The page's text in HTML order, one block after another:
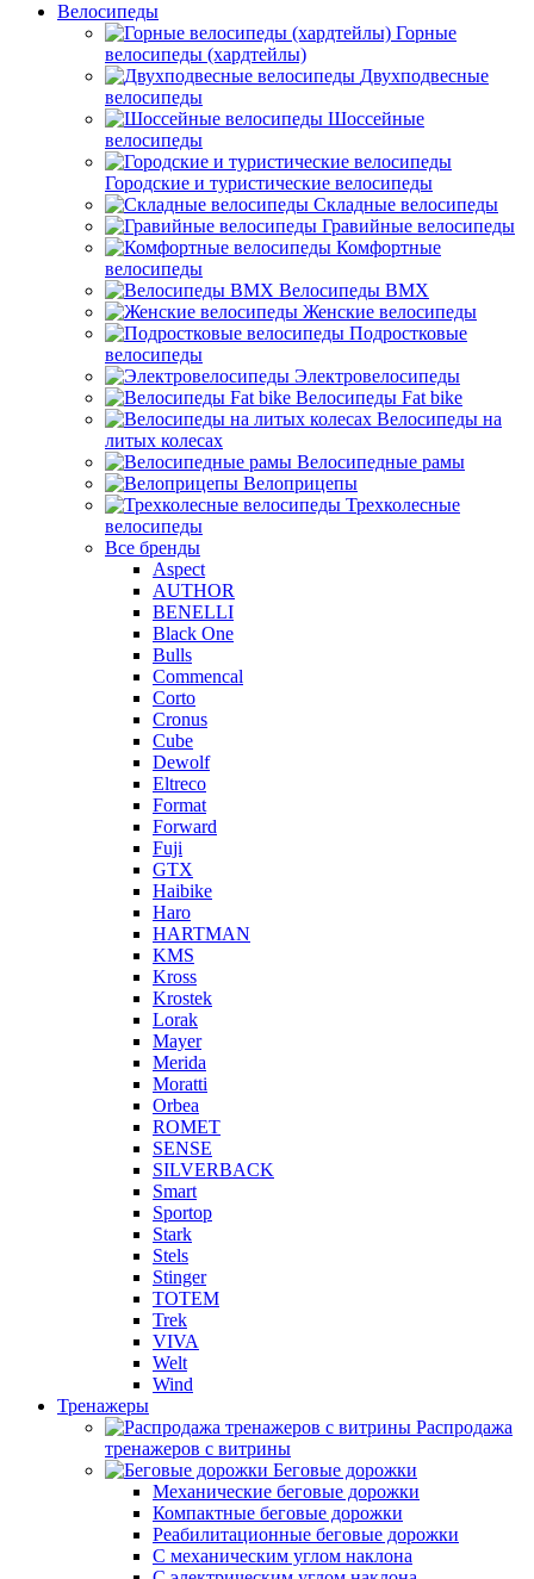
Велосипеды
Горные
велосипеды (хардтейлы)
Двухподвесные
велосипеды
Шоссейные
велосипеды
Городские и туристические велосипеды
Складные велосипеды
Гравийные велосипеды
Комфортные
велосипеды
Велосипеды BMX
Женские велосипеды
Подростковые
велосипеды
Электровелосипеды
Велосипеды Fat bike
Велосипеды на
литых колесах
Велосипедные рамы
Велоприцепы
Трехколесные
велосипеды
Все бренды
Aspect
AUTHOR
BENELLI
Black One
Bulls
Commencal
Corto
Cronus
Cube
Dewolf
Eltreco
Format
Forward
Fuji
GTX
Haibike
Haro
HARTMAN
KMS
Kross
Krostek
Lorak
Mayer
Merida
Moratti
Orbea
ROMET
SENSE
SILVERBACK
Smart
Sportop
Stark
Stels
Stinger
TOTEM
Trek
VIVA
Welt
Wind
Тренажеры
Распродажа
тренажеров с витрины
Беговые дорожки
Механические беговые дорожки
Компактные беговые дорожки
Реабилитационные беговые дорожки
С механическим углом наклона